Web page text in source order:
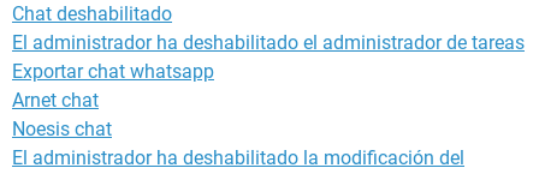
Chat deshabilitado
El administrador ha deshabilitado el administrador de tareas
Exportar chat whatsapp
Arnet chat
Noesis chat
El administrador ha deshabilitado la modificación del